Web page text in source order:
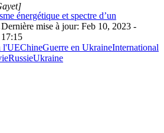
énergétique et spectre d’un
Dernière mise à jour: Feb 10, 2023 -
17:15
l'UEChineGuerre en UkraineInternational
RussieUkraine